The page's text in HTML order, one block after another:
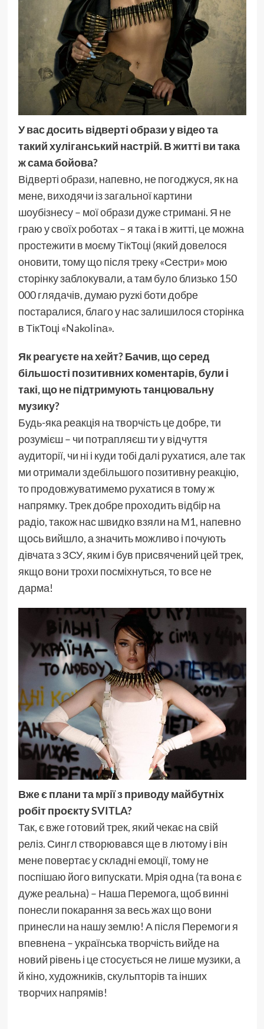
У вас досить відверті образи у відео та
такий хуліганський настрій. В житті ви така
ж сама бойова?
Відверті образи, напевно, не погоджуся, як на
мене, виходячи із загальної картини
шоубізнесу – мої образи дуже стримані. Я не
граю у своїх роботах – я така і в житті, це можна
простежити в моєму ТікТоці (який довелося
оновити, тому що після треку «Сестри» мою
сторінку заблокували, а там було близько 150
000 глядачів, думаю руzкі боти добре
постаралися, благо у нас залишилося сторінка
в ТікТоці «Nakolinа».
Як реагуєте на хейт? Бачив, що серед
більшості позитивних коментарів, були і
такі, що не підтримують танцювальну
музику?
Будь-яка реакція на творчість це добре, ти
розумієш – чи потрапляєш ти у відчуття
аудиторії, чи ні і куди тобі далі рухатися, але так
ми отримали здебільшого позитивну реакцію,
то продовжуватимемо рухатися в тому ж
напрямку. Трек добре проходить відбір на
радіо, також нас швидко взяли на М1, напевно
щось вийшло, а значить можливо і почують
дівчата з ЗСУ, яким і був присвячений цей трек,
якщо вони трохи посміхнуться, то все не
дарма!
Вже є плани та мрії з приводу майбутніх
робіт проєкту SVITLA?
Так, є вже готовий трек, який чекає на свій
реліз. Сингл створювався ще в лютому і він
мене повертає у складні емоції, тому не
поспішаю його випускати. Мрія одна (та вона є
дуже реальна) – Наша Перемога, щоб винні
понесли покарання за весь жах що вони
принесли на нашу землю! А після Перемоги я
впевнена – українська творчість вийде на
новий рівень і це стосується не лише музики, а
й кіно, художників, скульпторів та інших
творчих напрямів!